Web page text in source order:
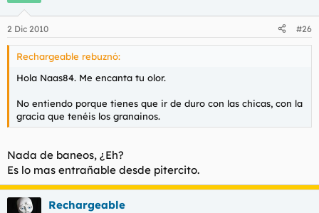
a
d
o
r
d
e
m
e
n
i
i
2 Dic 2010 #26
Rechargeable rebuznó:
Hola Naas84. Me encanta tu olor.
No entiendo porque tienes que ir de duro con las chicas, con la
gracia que tenéis los granainos.
Nada de baneos, ¿Eh?
Es lo mas entrañable desde pitercito.
Rechargeable